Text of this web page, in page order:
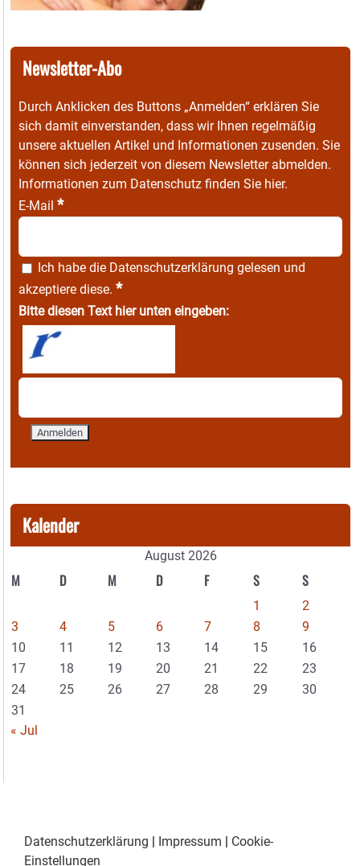
Newsletter-Abo
Durch Anklicken des Buttons „Anmelden“ erklären Sie
sich damit einverstanden, dass wir Ihnen regelmäßig
unsere aktuellen Artikel und Informationen zusenden. Sie
können sich jederzeit von diesem Newsletter abmelden.
Informationen zum Datenschutz finden Sie hier.
E-Mail *
Ich habe die Datenschutzerklärung gelesen und
akzeptiere diese. *
Bitte diesen Text hier unten eingeben:
Kalender
August 2026
M D M D F S S
1
2
3
4 5 6 7 8
9
10
11 12 13 14 15
16
17
18 19 20 21 22
23
24
25 26 27 28 29
30
31
« Jul
Datenschutzerklärung Impressum
Cookie-
Einstellungen